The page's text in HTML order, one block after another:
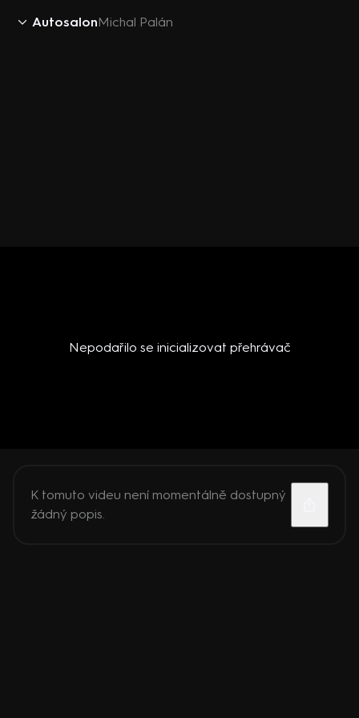
AutosalonMichal Palán
Nepodařilo se inicializovat přehrávač
K tomuto videu není momentálně dostupný
žádný popis.